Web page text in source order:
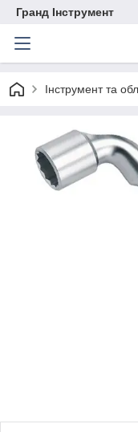
Гранд Інструмент
Інструмент та